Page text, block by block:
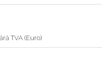
TVA (Euro)